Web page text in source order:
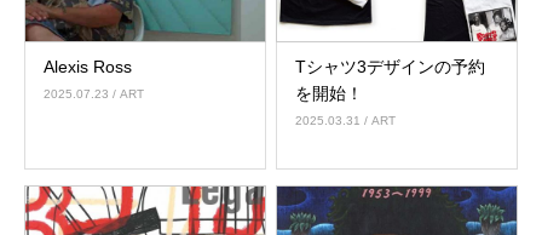
Alexis Ross
2025.07.23 / ART
Tシャツ3デザインの予約
を開始！
2025.03.31 / ART